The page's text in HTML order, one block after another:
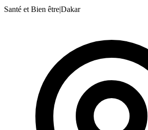
Santé et Bien être|Dakar